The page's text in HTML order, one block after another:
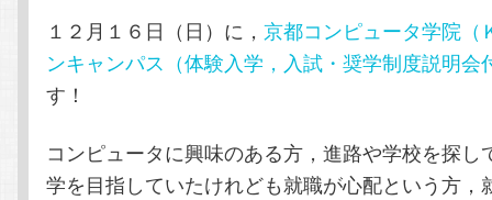
ツ
移
へ
動
１２月１６日（日）に，京都コンピュータ学院（
ンキャンパス（体験入学，入試・奨学制度説明会
す！
コンピュータに興味のある方，進路や学校を探し
学を目指していたけれども就職が心配という方，